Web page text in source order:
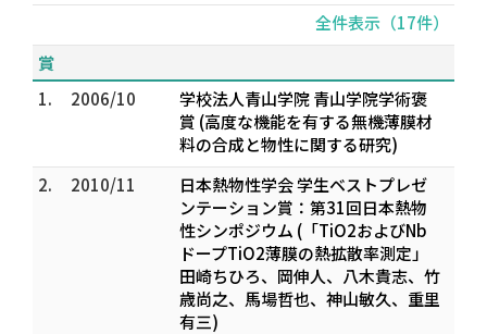
全件表示（17件）
賞
1.
2006/10
学校法人青山学院 青山学院学術褒
賞 (高度な機能を有する無機薄膜材
料の合成と物性に関する研究)
2.
2010/11
日本熱物性学会 学生ベストプレゼ
ンテーション賞：第31回日本熱物
性シンポジウム (「TiO2およびNb
ドープTiO2薄膜の熱拡散率測定」
田崎ちひろ、岡伸人、八木貴志、竹
歳尚之、馬場哲也、神山敏久、重里
有三)